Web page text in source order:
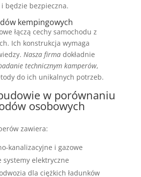
będzie bezpieczna.
kempingowych
łączą cechy samochodu z
Ich konstrukcja wymaga
Nasza firmadokładnie
technicznym kamperów,
do ich unikalnych potrzeb.
w porównaniu
osobowych
zawiera:
kanalizacyjne i gazowe
systemy elektryczne
dla ciężkich ładunków